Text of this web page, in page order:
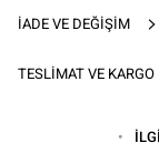
İADE VE DEĞIŞIM
TESLIMAT VE KARGO